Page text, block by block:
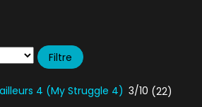
ailleurs 4 (My Struggle 4) 3/10 (22)